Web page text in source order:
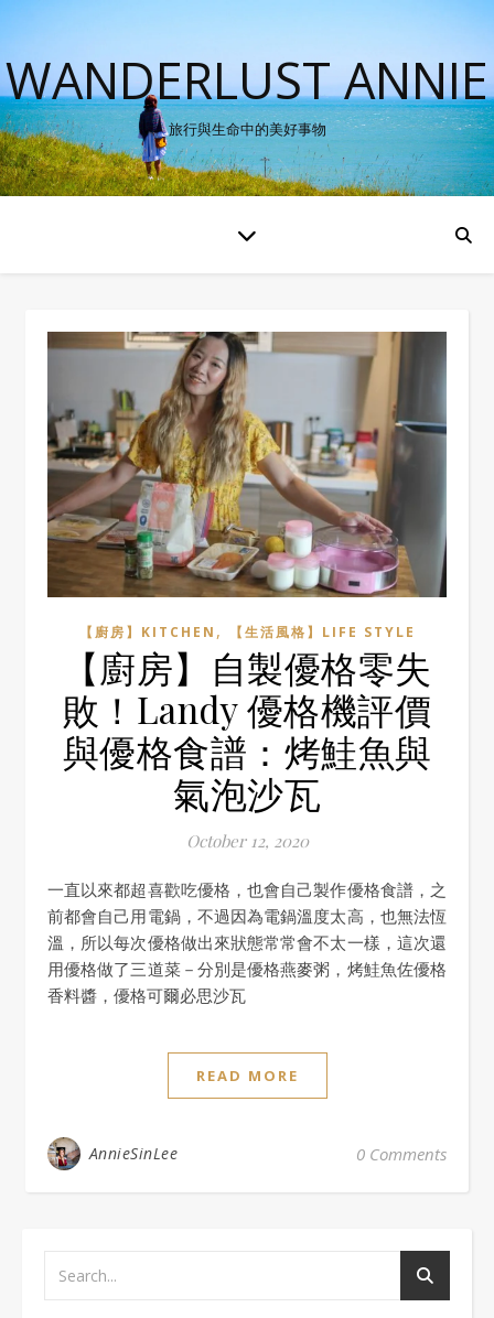
WANDERLUST ANNIE
旅行與生命中的美好事物
【廚房】KITCHEN , 【生活風格】LIFE STYLE
【廚房】自製優格零失
敗！Landy 優格機評價
與優格食譜：烤鮭魚與
氣泡沙瓦
October 12, 2020
一直以來都超喜歡吃優格，也會自己製作優格食譜，之
前都會自己用電鍋，不過因為電鍋溫度太高，也無法恆
溫，所以每次優格做出來狀態常常會不太一樣，這次還
用優格做了三道菜－分別是優格燕麥粥，烤鮭魚佐優格
香料醬，優格可爾必思沙瓦
READ MORE
AnnieSinLee 0 Comments